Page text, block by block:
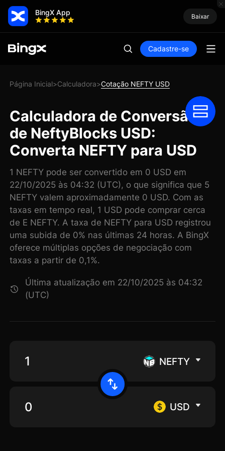
BingX App Baixar
Cadastre-se
Página Inicial>Calculadora>Cotação NEFTY USD
Calculadora de Conversão
de NeftyBlocks USD:
Converta NEFTY para USD
1 NEFTY pode ser convertido em 0 USD em
22/10/2025 às 04:32 (UTC), o que significa que 5
NEFTY valem aproximadamente 0 USD. Com as
taxas em tempo real, 1 USD pode comprar cerca
de E NEFTY. A taxa de NEFTY para USD registrou
uma subida de 0% nas últimas 24 horas. A BingX
oferece múltiplas opções de negociação com
taxas a partir de 0,1%.
Última atualização em 22/10/2025 às 04:32
(UTC)
NEFTY
USD